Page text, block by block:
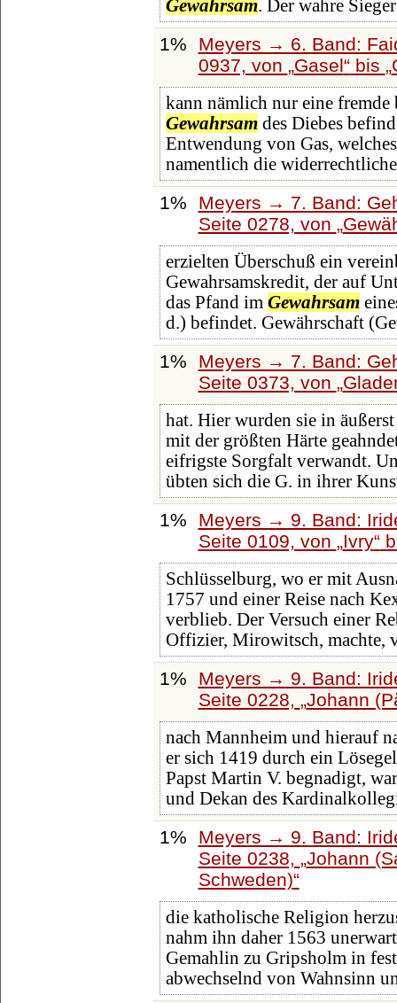
Gewahrsam. Der wahre
1%
Meyers → 6. Band:
0937, von Gasel bis
kann nämlich nur eine
Gewahrsamdes Diebes
Entwendung von Gas,
namentlich die
1%
Meyers → 7. Band:
Seite 0278, von
erzielten Überschuß ein
Gewahrsamskredit, der auf
das Pfand im Gewahrsam
d.) befindet. Gewährschaft
1%
Meyers → 7. Band:
Seite 0373, von
hat. Hier wurden sie in
mit der größten Härte
eifrigste Sorgfalt verwandt.
übten sich die G. in ihrer
1%
Meyers → 9. Band:
Seite 0109, von Ivry
Schlüsselburg, wo er mit
1757 und einer Reise nach
verblieb. Der Versuch einer
Offizier, Mirowitsch, machte,
1%
Meyers → 9. Band:
Seite 0228,
Johann
nach Mannheim und hierauf
er sich 1419 durch ein
Papst Martin V. begnadigt,
und Dekan des
1%
Meyers → 9. Band:
Seite 0238,
Johann
Schweden)
die katholische Religion
nahm ihn daher 1563
Gemahlin zu Gripsholm in
abwechselnd von Wahnsinn